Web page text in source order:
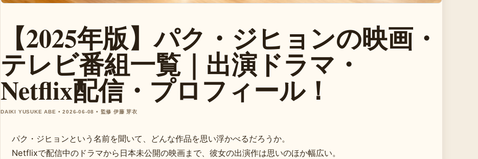
【2025年版】パク・ジヒョンの映画・
テレビ番組一覧｜出演ドラマ・
Netflix配信・プロフィール！
DAIKI YUSUKE ABE • 2026-06-08 • 監修 伊藤 芽衣
パク・ジヒョンという名前を聞いて、どんな作品を思い浮かべるだろうか。
Netflixで配信中のドラマから日本未公開の映画まで、彼女の出演作は思いのほか幅広い。